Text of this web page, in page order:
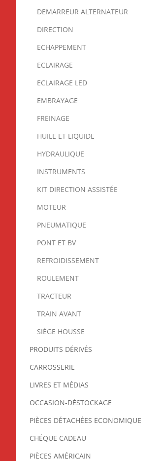
DEMARREUR ALTERNATEUR
DIRECTION
ECHAPPEMENT
ECLAIRAGE
ECLAIRAGE LED
EMBRAYAGE
FREINAGE
HUILE ET LIQUIDE
HYDRAULIQUE
INSTRUMENTS
KIT DIRECTION ASSISTÉE
MOTEUR
PNEUMATIQUE
PONT ET BV
REFROIDISSEMENT
ROULEMENT
TRACTEUR
TRAIN AVANT
SIÈGE HOUSSE
PRODUITS DÉRIVÉS
CARROSSERIE
LIVRES ET MÉDIAS
OCCASION-DÉSTOCKAGE
PIÈCES DÉTACHÉES ECONOMIQUE
CHÉQUE CADEAU
PIÈCES AMÉRICAIN